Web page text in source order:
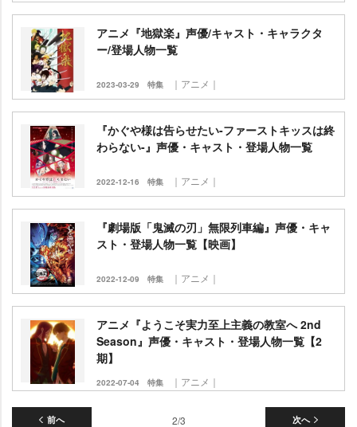
アニメ『地獄楽』声優/キャスト・キャラクタ
ー/登場人物一覧
2023-03-29 特集 ｜アニメ｜
『かぐや様は告らせたい-ファーストキッスは終
わらない-』声優・キャスト・登場人物一覧
2022-12-16 特集 ｜アニメ｜
『劇場版「鬼滅の刃」無限列車編』声優・キャ
スト・登場人物一覧【映画】
2022-12-09 特集 ｜アニメ｜
アニメ『ようこそ実力至上主義の教室へ 2nd
Season』声優・キャスト・登場人物一覧【2
期】
2022-07-04 特集 ｜アニメ｜
前へ 次へ
2/3